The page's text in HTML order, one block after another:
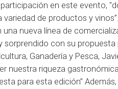
en este evento,
de productos y
nueva línea de
con su
Ganadería y Pesca,
nuestra riqueza
para esta edición”